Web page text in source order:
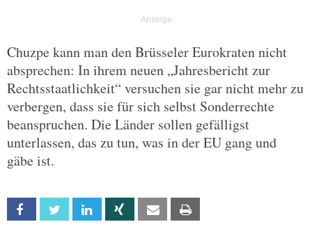
Chuzpe kann man den Brüsseler Eurokraten nicht
absprechen: In ihrem neuen „Jahresbericht zur
Rechtsstaatlichkeit“ versuchen sie gar nicht mehr zu
verbergen, dass sie für sich selbst Sonderrechte
beanspruchen. Die Länder sollen gefälligst
unterlassen, das zu tun, was in der EU gang und
gäbe ist.
Facebook Twitter Linkedin Xing Email